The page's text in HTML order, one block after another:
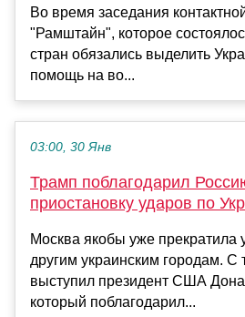
Во время заседания
"Рамштайн", которое
стран обязались выделить
помощь на во...
03:00, 30 Янв
Трамп поблагодарил
приостановку ударов по
Москва якобы уже прекратила
другим украинским городам. С
выступил президент США
который поблагодарил...